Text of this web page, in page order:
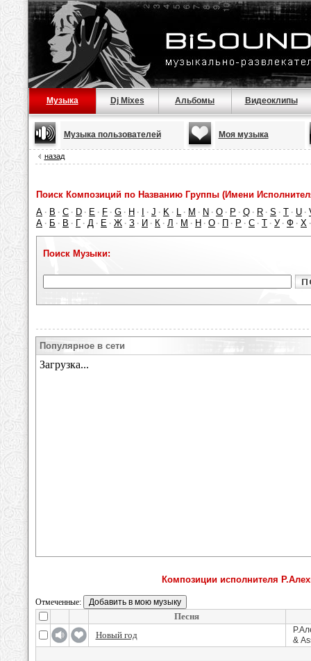
Музыка Dj Mixes Альбомы Видеоклипы
Музыка пользователей Моя музыка
назад
Поиск Композиций по Названию Группы (Имени
A · B · C · D · E · F · G · H · · J · K · L · M · N · O · P · Q · R · S · T · U ·
А · Б · В · Г · Д · Е · Ж · З · И · К · Л · М · Н · О · П · Р · С · Т · У · Ф · Х
Поиск Музыки:
Популярное в сети
Композиции исполнителя
Отмеченные:
Песня
Новый год
&